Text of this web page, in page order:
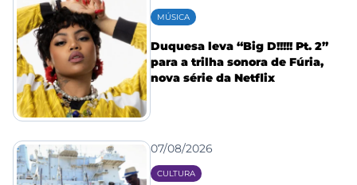
MÚSICA
Duquesa leva “Big D!!!!! Pt. 2”
para a trilha sonora de Fúria,
nova série da Netflix
07/08/2026
CULTURA